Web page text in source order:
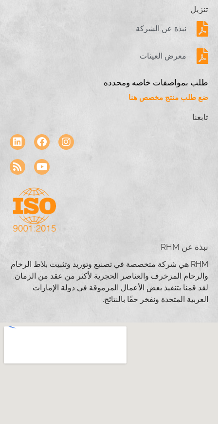
تنزيل
نبذة عن الشركة
معرض العينات
طلب بمواصفات خاصه ومحدده
ضع طلب منتج مخصص هنا
تابعنا
نبذة عن RHM
RHM هي شركة متخصصة في تصنيع وتوريد وتثبيت بلاط الرخام
والرخام المزخرف والعناصر الحجرية لأكثر من عقد من الزمان.
لقد قمنا بتنفيذ بعض الأعمال المرموقة في دولة الإمارات
العربية المتحدة ونفخر حقًا بالنتائج.